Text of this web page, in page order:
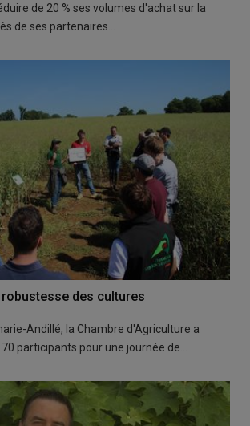
de 20 % ses volumes d'achat sur la
de ses partenaires…
des cultures
Andillé, la Chambre d'Agriculture a
participants pour une journée de…